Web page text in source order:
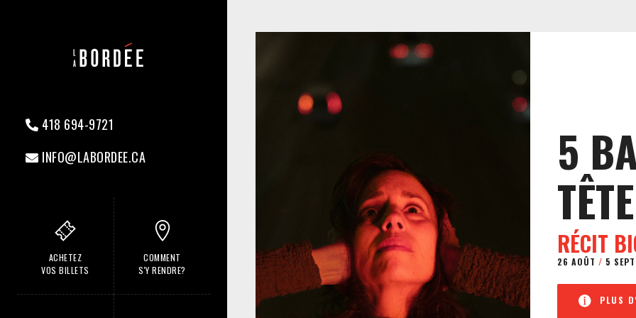
418 694-9721
INFO@LABORDEE.CA
ACHETEZ
VOS BILLETS
COMMENT
S'Y RENDRE?
5
TÊTE
RÉCIT
26 AOÛT / 5
PLUS